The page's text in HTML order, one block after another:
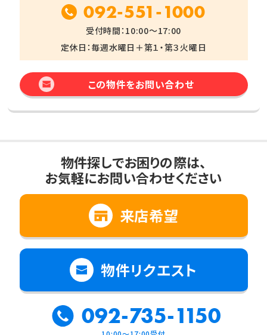
092-551-1000
受付時間：10:00～17:00
定休日：毎週水曜日＋第１・第３火曜日
この物件をお問い合わせ
物件探しでお困りの際は、
お気軽にお問い合わせください
来店希望
物件リクエスト
092-735-1150